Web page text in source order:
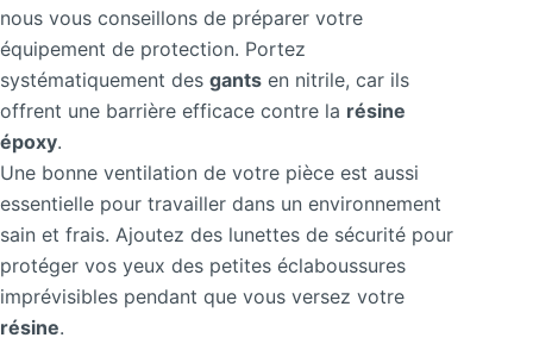
nous vous conseillons de préparer votre
équipement de protection. Portez
systématiquement des gants en nitrile, car ils
offrent une barrière efficace contre la résine
époxy.
Une bonne ventilation de votre pièce est aussi
essentielle pour travailler dans un environnement
sain et frais. Ajoutez des lunettes de sécurité pour
protéger vos yeux des petites éclaboussures
imprévisibles pendant que vous versez votre
résine.